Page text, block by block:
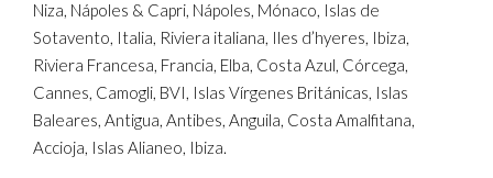
Niza, Nápoles & Capri, Nápoles, Mónaco, Islas de
Sotavento, Italia, Riviera italiana, Iles d’hyeres, Ibiza,
Riviera Francesa, Francia, Elba, Costa Azul, Córcega,
Cannes, Camogli, BVI, Islas Vírgenes Británicas, Islas
Baleares, Antigua, Antibes, Anguila, Costa Amalfitana,
Accioja, Islas Alianeo, Ibiza.